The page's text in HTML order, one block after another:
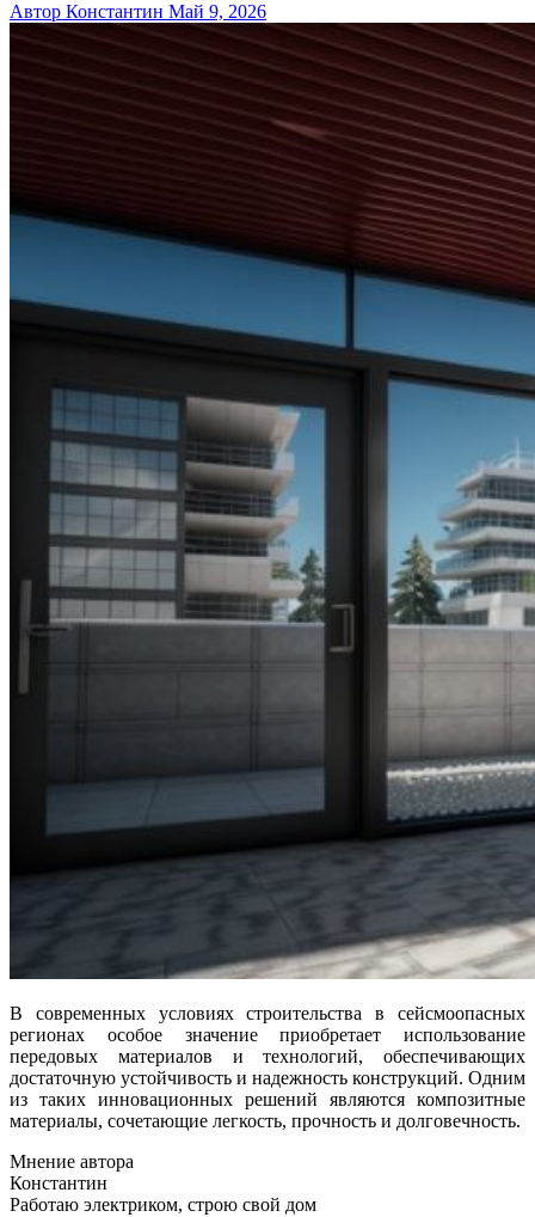
Автор Константин Май 9, 2026
В современных условиях строительства в сейсмоопасных
регионах особое значение приобретает использование
передовых материалов и технологий, обеспечивающих
достаточную устойчивость и надежность конструкций. Одним
из таких инновационных решений являются композитные
материалы, сочетающие легкость, прочность и долговечность.
Мнение автора
Константин
Работаю электриком, строю свой дом